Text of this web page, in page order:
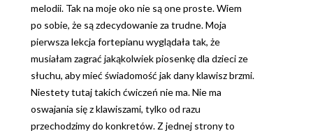
melodii. Tak na moje oko nie są one proste. Wiem
po sobie, że są zdecydowanie za trudne. Moja
pierwsza lekcja fortepianu wyglądała tak, że
musiałam zagrać jakąkolwiek piosenkę dla dzieci ze
słuchu, aby mieć świadomość jak dany klawisz brzmi.
Niestety tutaj takich ćwiczeń nie ma. Nie ma
oswajania się z klawiszami, tylko od razu
przechodzimy do konkretów. Z jednej strony to